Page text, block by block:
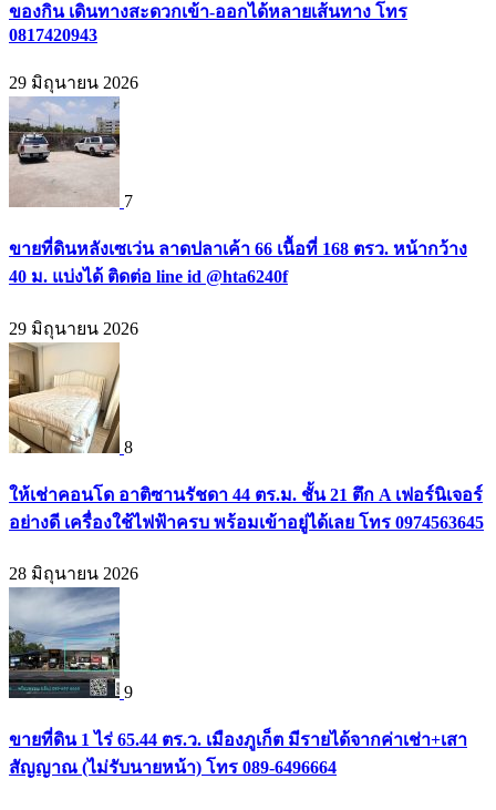
ของกิน เดินทางสะดวกเข้า-ออกได้หลายเส้นทาง โทร
0817420943
29 มิถุนายน 2026
7
ขายที่ดินหลังเซเว่น ลาดปลาเค้า 66 เนื้อที่ 168 ตรว. หน้ากว้าง
40 ม. แบ่งได้ ติดต่อ line id @hta6240f
29 มิถุนายน 2026
8
ให้เช่าคอนโด อาติซานรัชดา 44 ตร.ม. ชั้น 21 ตึก A เฟอร์นิเจอร์
อย่างดี เครื่องใช้ไฟฟ้าครบ พร้อมเข้าอยู่ได้เลย โทร 0974563645
28 มิถุนายน 2026
9
ขายที่ดิน 1 ไร่ 65.44 ตร.ว. เมืองภูเก็ต มีรายได้จากค่าเช่า+เสา
สัญญาณ (ไม่รับนายหน้า) โทร 089-6496664